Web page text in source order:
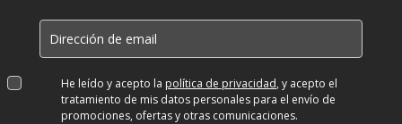
He leído y acepto la política de privacidad, y acepto el
tratamiento de mis datos personales para el envío de
promociones, ofertas y otras comunicaciones.